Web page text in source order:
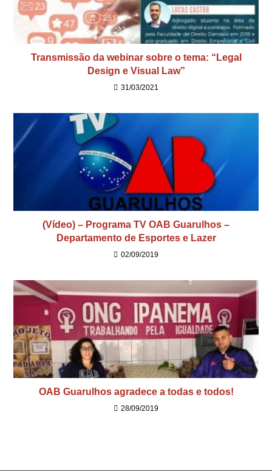
Transmissão da webinar sobre o tema: “Legal
Design e Visual Law”
31/03/2021
(Vídeo) – Programa TV OAB Guarulhos –
Departamento de Esportes e Lazer
02/09/2019
OAB Guarulhos agradece a todas e todos!
28/09/2019